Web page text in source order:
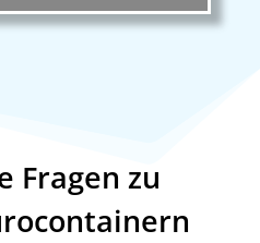
Fragen zu